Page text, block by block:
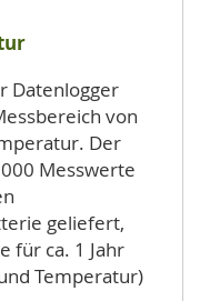
Datenlogger
von
Der
Messwerte
geliefert,
für ca. 1 Jahr
Temperatur)